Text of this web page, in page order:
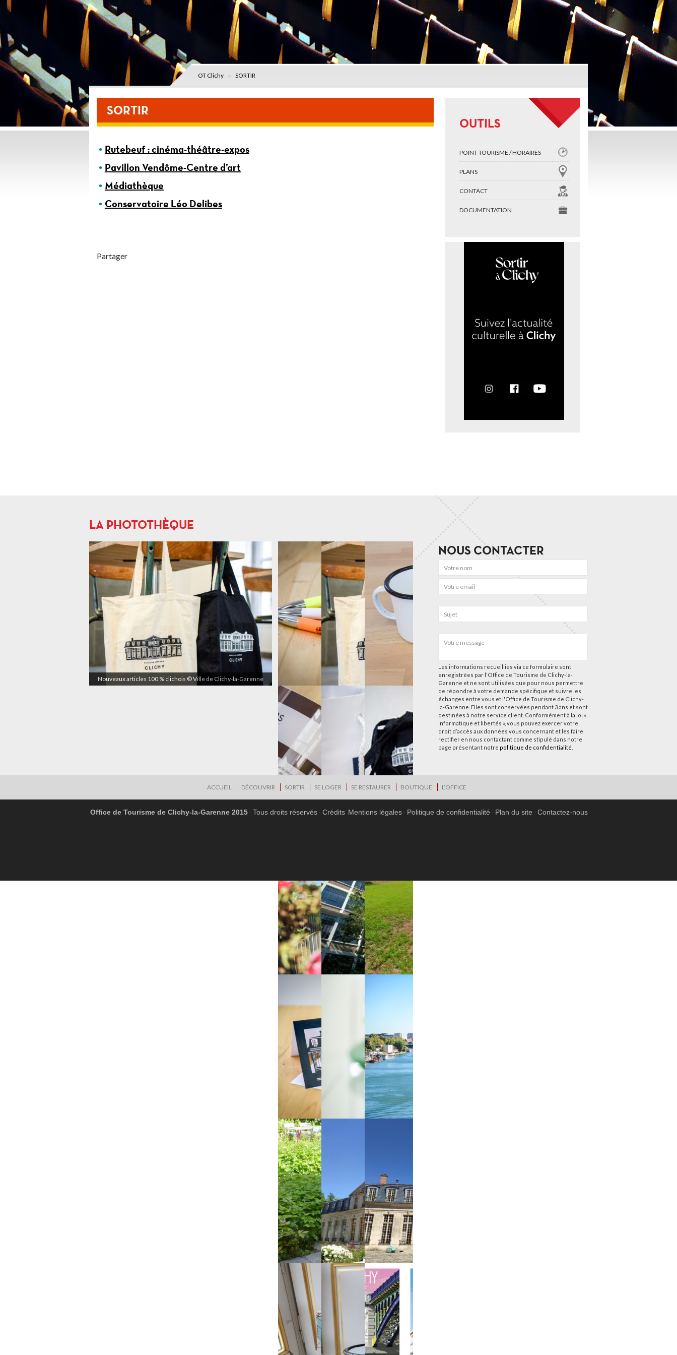
OT Clichy SORTIR
SORTIR
Rutebeuf : cinéma-théâtre-expos
Pavillon Vendôme-Centre d’art
Médiathèque
Conservatoire Léo Delibes
Partager
OUTILS
POINT TOURISME / HORAIRES
PLANS
CONTACT
DOCUMENTATION
LA PHOTOTHÈQUE
Nouveaux articles 100 % clichois © Ville de Clichy-la-Garenne
NOUS CONTACTER
Les informations recueillies via ce formulaire sont
enregistrées par l'Office de Tourisme de Clichy-la-
Garenne et ne sont utilisées que pour nous permettre
de répondre à votre demande spécifique et suivre les
échanges entre vous et l'Office de Tourisme de Clichy-
la-Garenne. Elles sont conservées pendant 3 ans et sont
destinées à notre service client. Conformément à la loi «
informatique et libertés », vous pouvez exercer votre
droit d’accès aux données vous concernant et les faire
rectifier en nous contactant comme stipulé dans notre
page présentant notre politique de confidentialité
ACCUEIL DÉCOUVRIR SORTIR SE LOGER SE RESTAURER BOUTIQUE L’OFFICE
Office de Tourisme de Clichy-la-Garenne 2015 Tous droits réservés Crédits Mentions légales Politique de confidentialité Plan du site Contactez-nous